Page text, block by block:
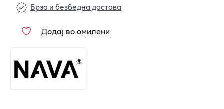
Брза и безбедна достава
Додај во омилени